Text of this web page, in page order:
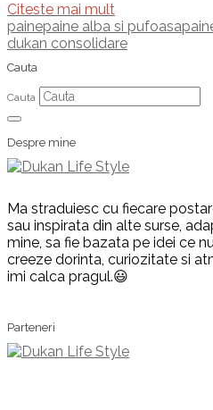
Citeste mai mult
painepaine alba si pufoasa
dukan consolidare
Cauta
Cauta
Despre mine
Ma straduiesc cu fiecare
sau inspirata din alte surse,
mine, sa fie bazata pe idei ce
creeze dorinta, curiozitate si
imi calca pragul.😃
Parteneri